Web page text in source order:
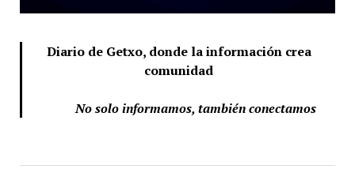
Diario de Getxo, donde la información crea
comunidad
No solo informamos, también conectamos